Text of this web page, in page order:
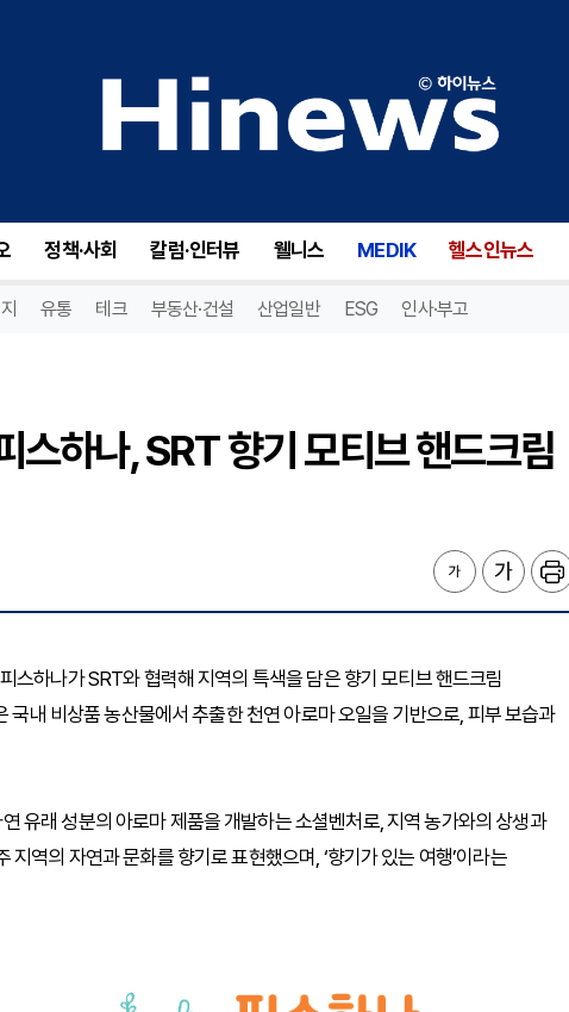
정책·사회 칼럼·인터뷰 웰니스 MEDIK 헬스인뉴스
유통 테크 부동산·건설 산업일반 ESG 인사·부고
스하나, SRT 향기 모티브 핸드크림
스하나가 SRT와 협력해 지역의 특색을 담은 향기 모티브 핸드크림
국내 비상품 농산물에서 추출한 천연 아로마 오일을 기반으로, 피부 보습과
유래 성분의 아로마 제품을 개발하는 소셜벤처로, 지역 농가와의 상생과
역의 자연과 문화를 향기로 표현했으며, ‘향기가 있는 여행’이라는